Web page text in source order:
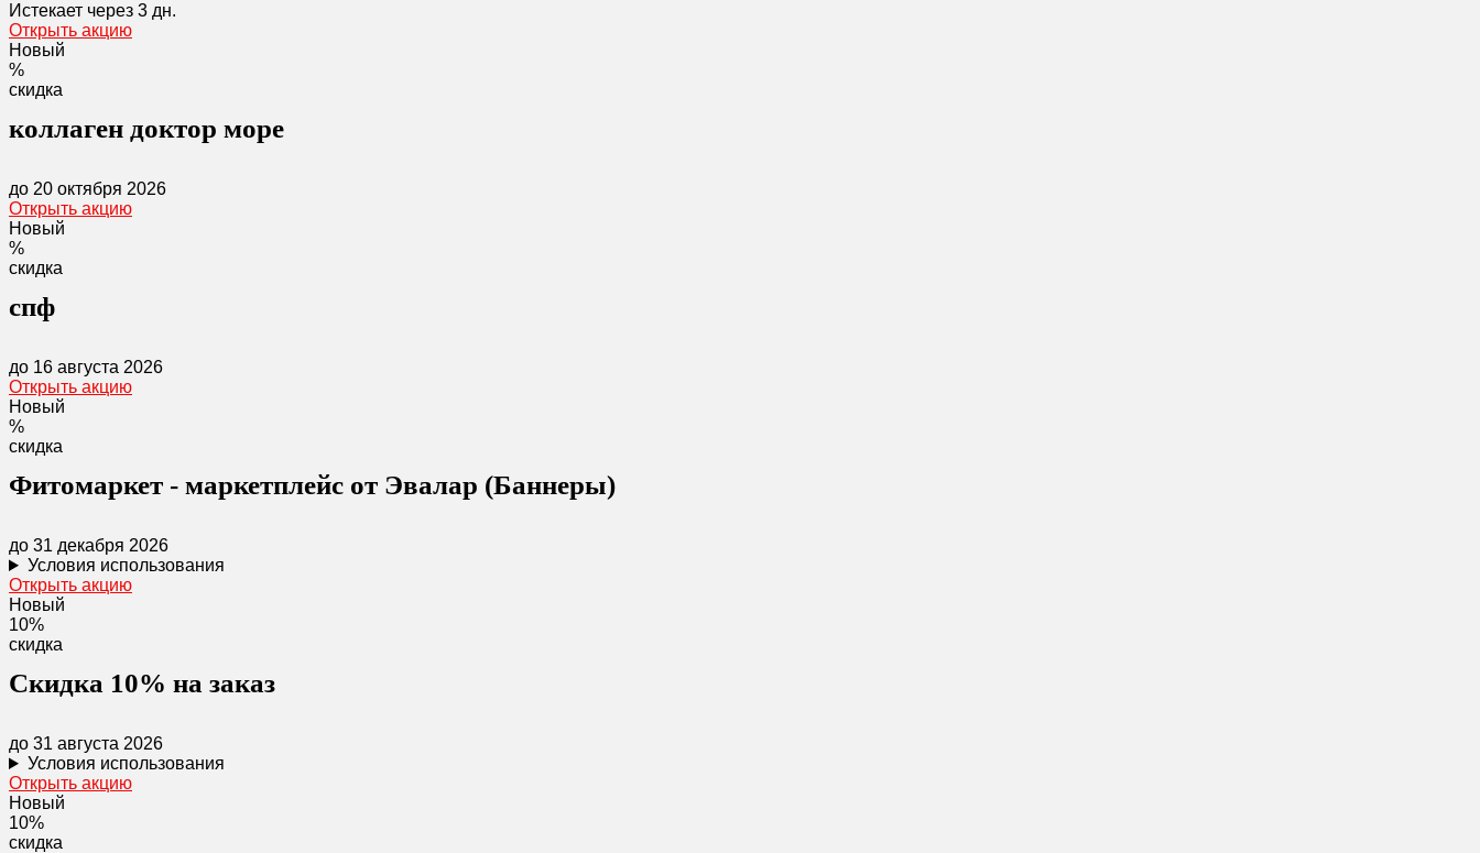
Истекает через 3 дн.
Открыть акцию
Новый
%
скидка
коллаген доктор море
до 20 октября 2026
Открыть акцию
Новый
%
скидка
спф
до 16 августа 2026
Открыть акцию
Новый
%
скидка
Фитомаркет - маркетплейс от Эвалар (Баннеры)
до 31 декабря 2026
Условия использования
Открыть акцию
Новый
10%
скидка
Скидка 10% на заказ
до 31 августа 2026
Условия использования
Открыть акцию
Новый
10%
скидка